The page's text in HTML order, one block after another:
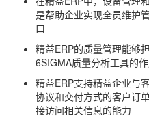
是帮助企业实现全员维护
口
精益ERP的质量管理能够
6SIGMA质量分析工具的
精益ERP支持精益企业与
协议和交付方式的客户订
接访问相关信息的能力